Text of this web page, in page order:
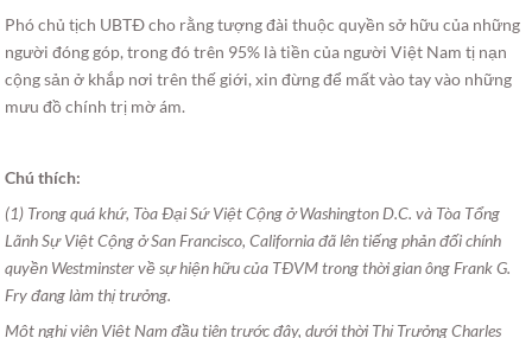
Phó chủ tịch UBTÐ cho rằng tượng đài thuộc quyền sở hữu của những
người đóng góp, trong đó trên 95% là tiền của người Việt Nam tị nạn
cộng sản ở khắp nơi trên thế giới, xin đừng để mất vào tay vào những
mưu đồ chính trị mờ ám.
Chú thích:
(1) Trong quá khứ, Tòa Ðại Sứ Việt Cộng ở Washington D.C. và Tòa Tổng
Lãnh Sự Việt Cộng ở San Francisco, California đã lên tiếng phản đối chính
quyền Westminster về sự hiện hữu của TÐVM trong thời gian ông Frank G.
Fry đang làm thị trưởng.
Một nghị viên Việt Nam đầu tiên trước đây, dưới thời Thị Trưởng Charles